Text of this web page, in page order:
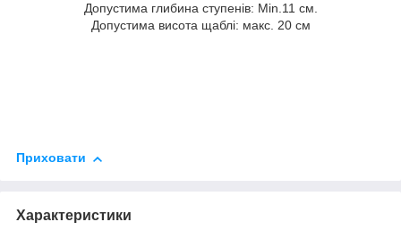
Допустима глибина ступенів: Min.11 см.
Допустима висота щаблі: макс. 20 см
Приховати
Характеристики